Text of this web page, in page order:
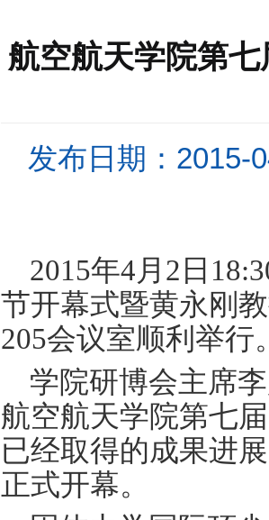
航空航天学院第
发布日期：2015-
2015年4月 2 日
节开幕式暨黄永刚
205会议室顺利举行
学院研博会主席
航空航天学院第七
已经取得的成果进
正式开幕。